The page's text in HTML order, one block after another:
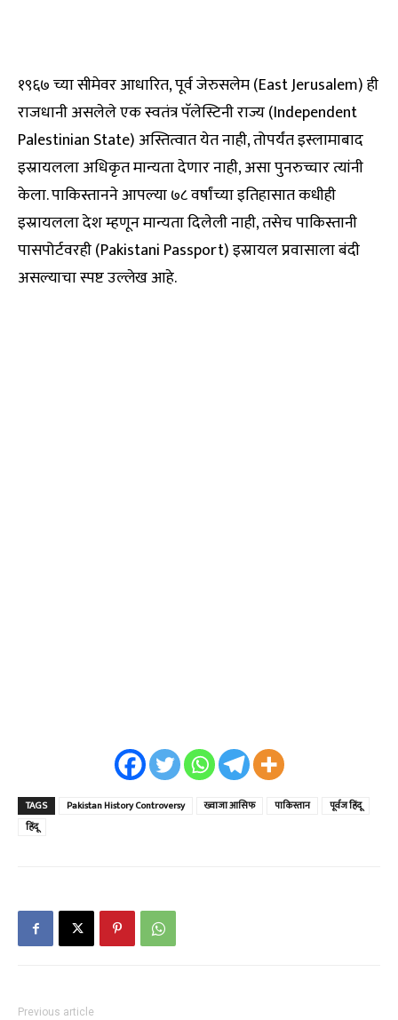
१९६७ च्या सीमेवर आधारित, पूर्व जेरुसलेम (East Jerusalem) ही
राजधानी असलेले एक स्वतंत्र पॅलेस्टिनी राज्य (Independent
Palestinian State) अस्तित्वात येत नाही, तोपर्यंत इस्लामाबाद
इस्रायलला अधिकृत मान्यता देणार नाही, असा पुनरुच्चार त्यांनी
केला. पाकिस्तानने आपल्या ७८ वर्षांच्या इतिहासात कधीही
इस्रायलला देश म्हणून मान्यता दिलेली नाही, तसेच पाकिस्तानी
पासपोर्टवरही (Pakistani Passport) इस्रायल प्रवासाला बंदी
असल्याचा स्पष्ट उल्लेख आहे.
TAGS Pakistan History Controversy ख्वाजा आसिफ पाकिस्तान
पूर्वज हिंदू
हिंदू
Previous article